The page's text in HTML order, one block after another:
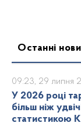
Останні
У 2026 році
більш ніж
статистикою
09:23, 29 липня